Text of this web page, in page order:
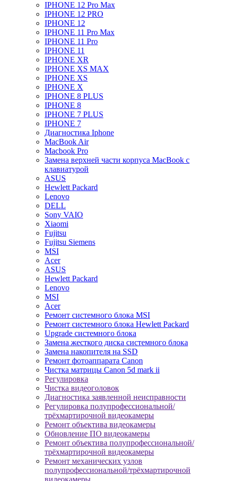
IPHONE 12 Pro Max
IPHONE 12 PRO
IPHONE 12
IPHONE 11 Pro Max
IPHONE 11 Pro
IPHONE 11
IPHONE XR
IPHONE XS MAX
IPHONE XS
IPHONE X
IPHONE 8 PLUS
IPHONE 8
IPHONE 7 PLUS
IPHONE 7
Диагностика Iphone
MacBook Air
Macbook Pro
Замена верхней части корпуса MacBook с
клавиатурой
ASUS
Hewlett Packard
Lenovo
DELL
Sony VAIO
Xiaomi
Fujitsu
Fujitsu Siemens
MSI
Acer
ASUS
Hewlett Packard
Lenovo
MSI
Acer
Ремонт системного блока MSI
Ремонт системного блока Hewlett Packard
Upgrade системного блока
Замена жесткого диска системного блока
Замена накопителя на SSD
Ремонт фотоаппарата Canon
Чистка матрицы Canon 5d mark ii
Регулировка
Чистка видеоголовок
Диагностика заявленной неисправности
Регулировка полупрофессиональной/
трёхмартирочной видеокамеры
Ремонт объектива видеокамеры
Обновление ПО видеокамеры
Ремонт объектива полупрофессиональной/
трёхмартирочной видеокамеры
Ремонт механических узлов
полупрофессиональной/трёхмартирочной
видеокамеры